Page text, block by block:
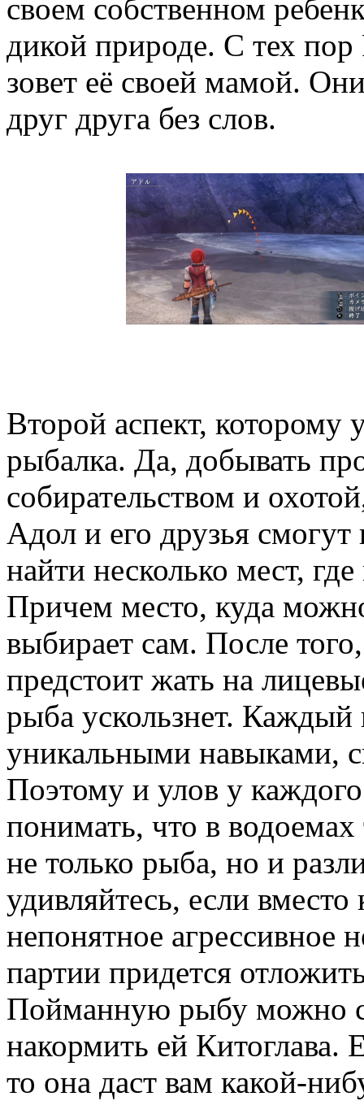
своем собственном
дикой природе. С тех пор
зовет её своей мамой.
друг друга без слов.
Второй аспект, которому
рыбалка. Да, добывать
собирательством и
Адол и его друзья смогут
найти несколько мест,
Причем место, куда
выбирает сам. После
предстоит жать на
рыба ускользнет. Каждый
уникальными навыками,
Поэтому и улов у
понимать, что в водоемах
не только рыба, но и
удивляйтесь, если
непонятное агрессивное
партии придется
Пойманную рыбу можно
накормить ей Китоглава.
то она даст вам какой-